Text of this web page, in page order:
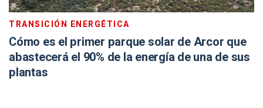
TRANSICIÓN ENERGÉTICA
Cómo es el primer parque solar de Arcor que
abastecerá el 90% de la energía de una de sus
plantas